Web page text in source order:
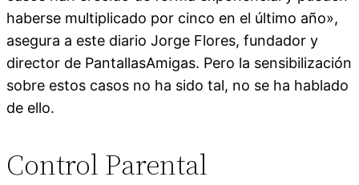
haberse multiplicado por cinco en el último año»,
asegura a este diario Jorge Flores, fundador y
director de PantallasAmigas. Pero la sensibilización
sobre estos casos no ha sido tal, no se ha hablado
de ello.
Control Parental